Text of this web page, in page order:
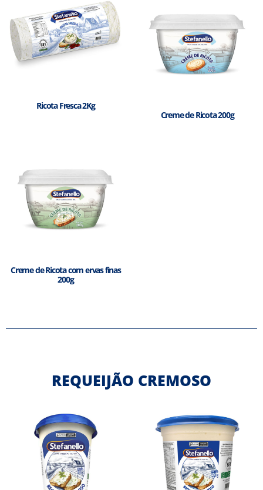
Ricota Fresca 2Kg
Creme de Ricota 200g
Creme de Ricota com ervas finas
200g
REQUEIJÃO CREMOSO